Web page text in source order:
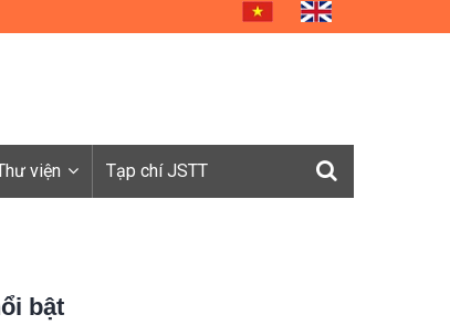
viện Tạp chí JSTT
bật